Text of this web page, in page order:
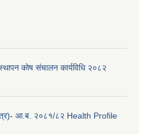
कोष संचालन कार्यविधि २०८२
आ.ब. २०८१/८२ Health Profile